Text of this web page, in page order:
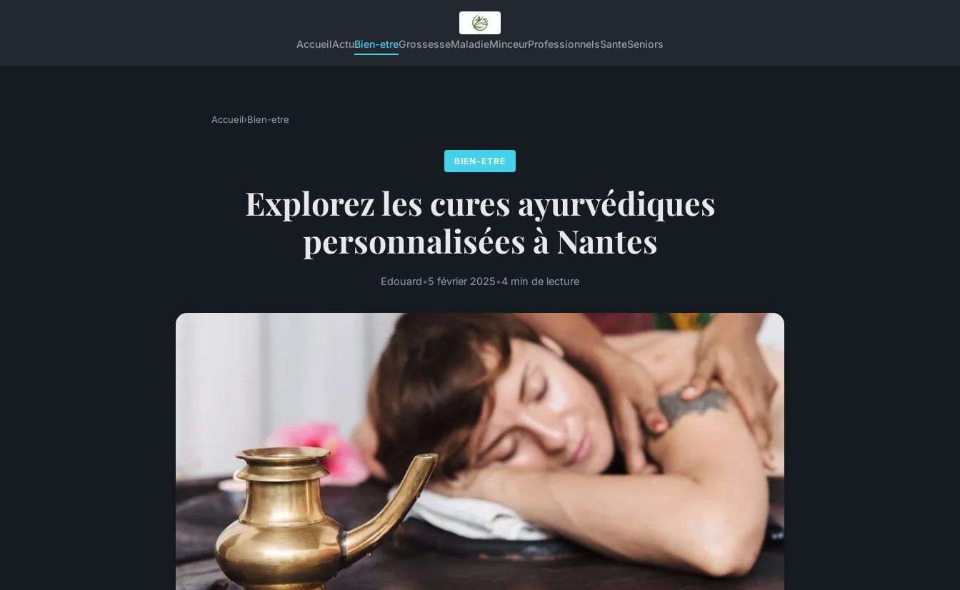
AccueilActuBien-etreGrossesseMaladieMinceurProfessionnelsSanteSeniors
Accueil›Bien-etre
BIEN-ETRE
Explorez les cures ayurvédiques
personnalisées à Nantes
Edouard•5 février 2025•4 min de lecture